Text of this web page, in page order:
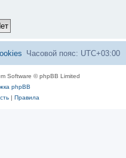
Часовой пояс: UTC+03:00
Software © phpBB Limited
phpBB
| Правила